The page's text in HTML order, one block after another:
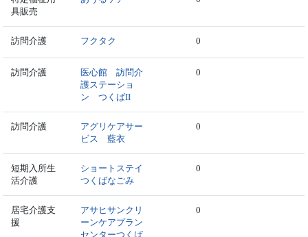
具販売
訪問介護 フクタク 0
訪問介護
医心館 訪問介
護ステーショ
ン つくばII
0
訪問介護
アグリケアサー
ビス 藍衣
0
短期入所生
活介護
ショートステイ
つくばなごみ
0
居宅介護支
援
アサヒサンクリ
ーンケアプラン
センターつくば
0